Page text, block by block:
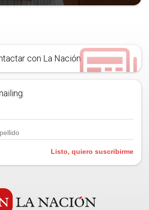
con La Nación
Listo, quiero suscribirme